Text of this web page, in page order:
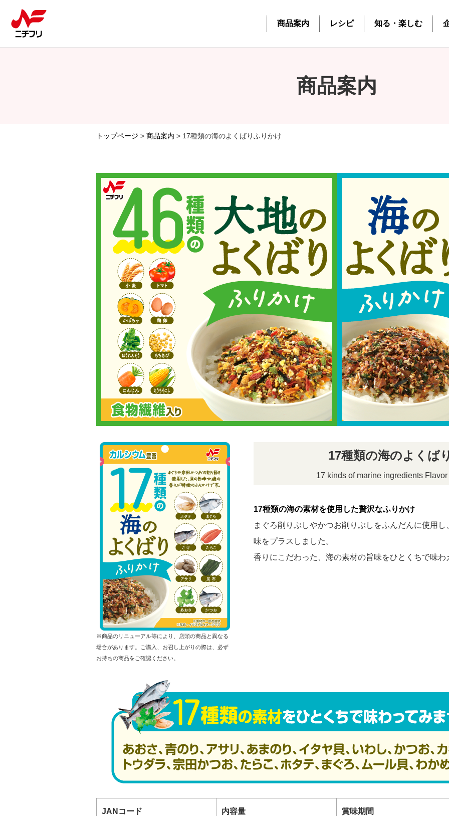
商品案内 レシピ 知る・楽しむ
商品案内
トップページ > 商品案内 > 17種類の海のよくばりふりかけ
※商品のリニューアル等により、店頭の商品と異なる
場合があります。ご購入、お召し上がりの際は、必ず
お持ちの商品をご確認ください。
17種類の海のよくば
17 kinds of marine ingredients
17種類の海の素材を使用した贅沢なふりかけ
まぐろ削りぶしやかつお削りぶしをふんだんに使用
味をプラスしました。
香りにこだわった、海の素材の旨味をひとくちで味
JANコード
内容量
賞味期間